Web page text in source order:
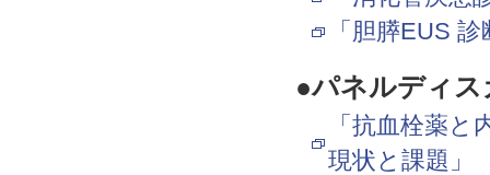
「胆膵EUS
●パネルディ
「抗血栓薬
現状と課題」